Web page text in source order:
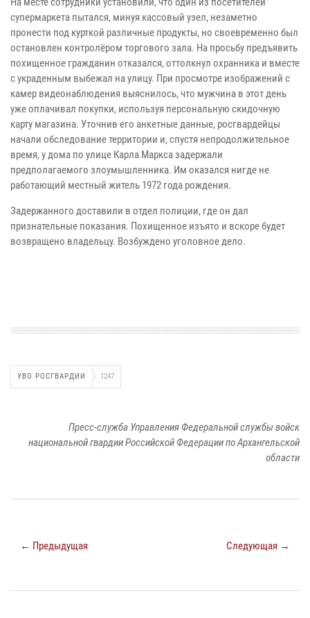
супермаркета пытался, минуя кассовый узел, незаметно
пронести под курткой различные продукты, но своевременно был
остановлен контролёром торгового зала. На просьбу предъявить
похищенное гражданин отказался, оттолкнул охранника и вместе
с украденным выбежал на улицу. При просмотре изображений с
камер видеонаблюдения выяснилось, что мужчина в этот день
уже оплачивал покупки, используя персональную скидочную
карту магазина. Уточнив его анкетные данные, росгвардейцы
начали обследование территории и, спустя непродолжительное
время, у дома по улице Карла Маркса задержали
предполагаемого злоумышленника. Им оказался нигде не
работающий местный житель 1972 года рождения.
Задержанного доставили в отдел полиции, где он дал
признательные показания. Похищенное изъято и вскоре будет
возвращено владельцу. Возбуждено уголовное дело.
УВО РОСГВАРДИИ 1247
Пресс-служба Управления Федеральной службы войск
национальной гвардии Российской Федерации по Архангельской
области
← Предыдущая Следующая →